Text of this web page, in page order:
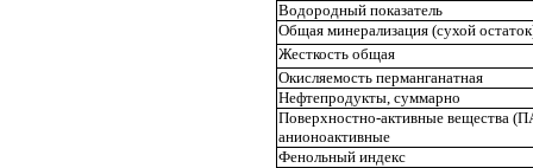
Водородный показатель
Общая минерализация (сухой
Жесткость общая
Окисляемость перманганатная
Нефтепродукты, суммарно
Поверхностно-активные вещества
анионоактивные
Фенольный индекс